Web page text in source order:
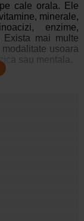
cale orala. Ele
minerale,
enzime,
Exista mai multe
usoara
sau mentala.
de care
si pentru a
se dizolva in
Vitaminele